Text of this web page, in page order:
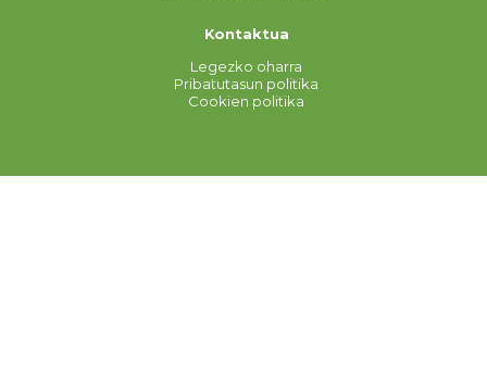
Kontaktua
Legezko oharra
Pribatutasun politika
Cookien politika